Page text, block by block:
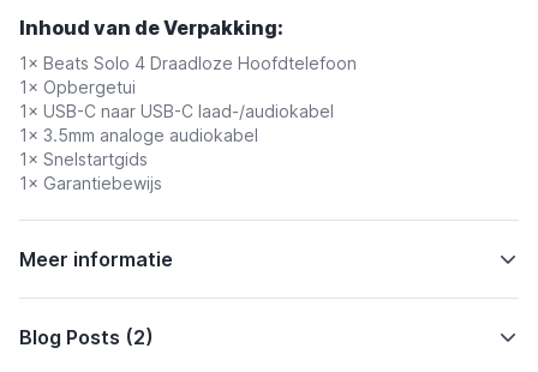
Inhoud van de Verpakking:
1× Beats Solo 4 Draadloze Hoofdtelefoon
1× Opbergetui
1× USB-C naar USB-C laad-/audiokabel
1× 3.5mm analoge audiokabel
1× Snelstartgids
1× Garantiebewijs
Meer informatie
Blog Posts (2)